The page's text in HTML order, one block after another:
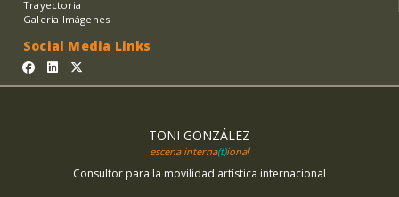
Trayectoria
Galería Imágenes
Social Media Links
TONI GONZÁLEZ
escena interna(t)ional
Consultor para la movilidad artística internacional